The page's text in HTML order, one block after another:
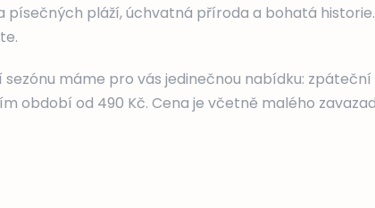
pláží, úchvatná příroda a bohatá
máme pro vás jedinečnou nabídku: zpáteční
období od 490 Kč. Cena je včetně malého